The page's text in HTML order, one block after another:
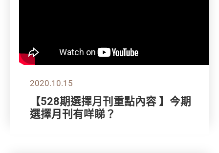
2020.10.15
【528期選擇月刊重點內容 】今期
選擇月刊有咩睇？